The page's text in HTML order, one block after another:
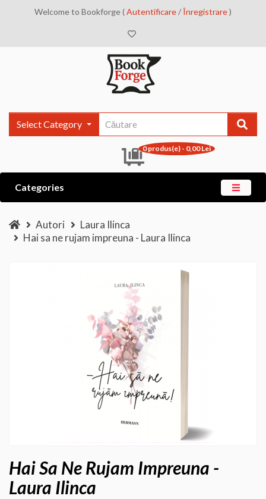
Welcome to Bookforge (Autentificare/Înregistrare)
Select Category
0 produs(e) - 0,00 Lei
Categories
Autori
Laura Ilinca
Hai sa ne rujam impreuna - Laura Ilinca
Hai Sa Ne Rujam Impreuna -
Laura Ilinca